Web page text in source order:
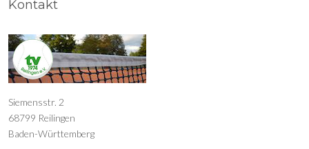
Kontakt
Siemensstr. 2
68799 Reilingen
Baden-Württemberg